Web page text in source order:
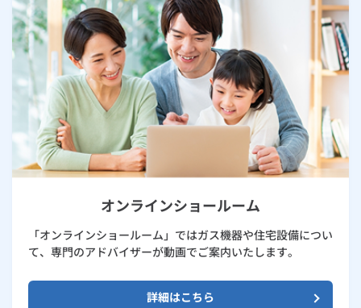
オンラインショールーム
「オンラインショールーム」ではガス機器や住宅設備につい
て、専門のアドバイザーが動画でご案内いたします。
詳細はこちら